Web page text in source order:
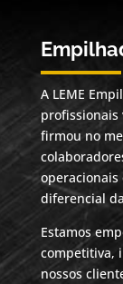
A LEME
profissionais
firmou no
operacionais
diferencial
Estamos
competitiva,
nossos